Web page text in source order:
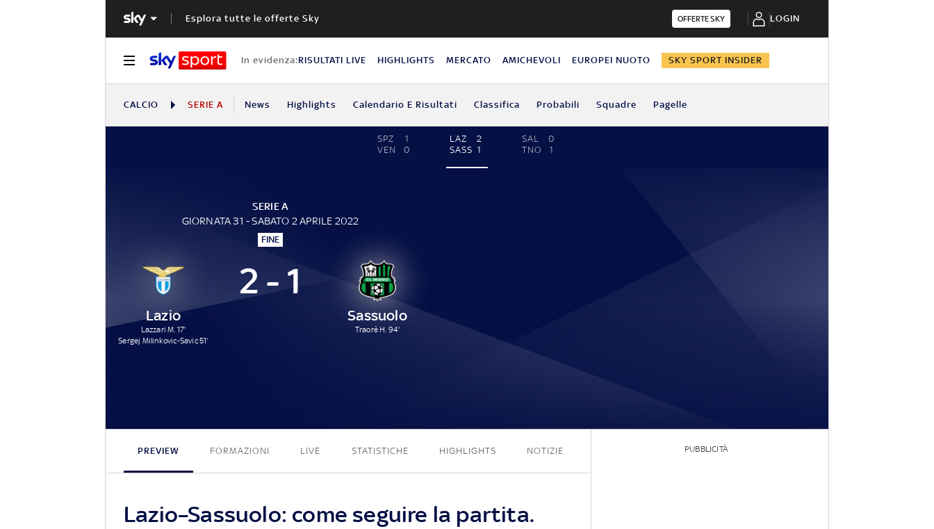
Esplora tutte le offerte Sky OFFERTE SKY LOGIN
In evidenza:RISULTATI LIVE HIGHLIGHTS MERCATO AMICHEVOLI EUROPEI NUOTO SKY SPORT INSIDER
CALCIO SERIE A News Highlights Calendario E Risultati Classifica Probabili Squadre Pagelle
SPZ
1
VEN
0
LAZ
2
SASS 1
SAL
0
TNO
1
SERIE A
GIORNATA 31 - SABATO 2 APRILE 2022
FINE
Lazio
Lazzari M. 17'
Sergej Milinkovic-Savic 51'
2 - 1
Sassuolo
Traorè H. 94'
PREVIEW FORMAZIONI LIVE STATISTICHE HIGHLIGHTS NOTIZIE
Lazio–Sassuolo: come seguire la partita.
PUBBLICITÀ